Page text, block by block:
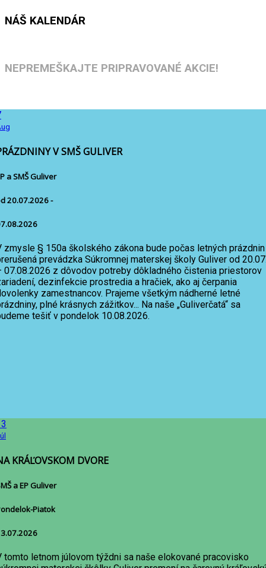
NÁŠ KALENDÁR
NEPREMEŠKAJTE PRIPRAVOVANÉ AKCIE!
V SMŠ GULIVER
a SMŠ Guliver
20.07.2026 -
zmysle § 150a školského zákona bude počas letných prázdnin
prevádzka Súkromnej materskej školy Guliver od
07.08.2026 z dôvodov potreby dôkladného čistenia priestorov
dezinfekcie prostredia a hračiek, ako aj čerpania
zamestnancov. Prajeme všetkým nádherné letné
plné krásnych zážitkov... Na naše „Guliverčatá“ sa
tešiť v pondelok 10.08.2026.
KRÁĽOVSKOM DVORE
a EP Guliver
Piatok
tomto letnom júlovom týždni sa naše elokované pracovisko